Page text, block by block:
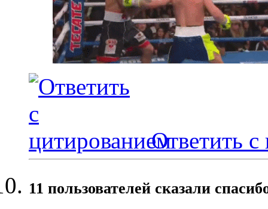
Ответить с
11 пользователей сказали